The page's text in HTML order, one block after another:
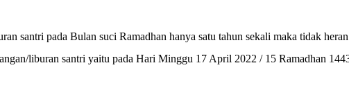
santri pada Bulan suci Ramadhan hanya satu tahun sekali maka tidak
liburan santri yaitu pada Hari Minggu 17 April 2022 / 15 Ramadhan